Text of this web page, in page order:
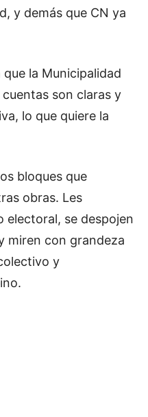
y demás que CN ya
la Municipalidad
son claras y
lo que quiere la
bloques que
obras. Les
electoral, se despojen
miren con grandeza
y